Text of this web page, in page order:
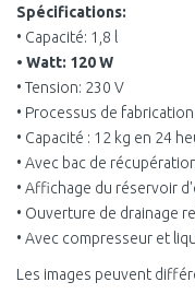
Spécifications:
• Capacité: 1,8 l
• Watt: 120 W
• Tension: 230 V
• Processus de
• Capacité : 12 kg en 24
• Avec bac de
• Affichage du réservoir
• Ouverture de drainage
• Avec compresseur et
Les images peuvent